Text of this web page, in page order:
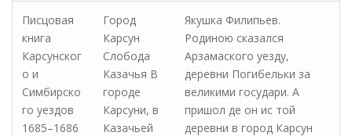
Писцовая
книга
Карсунског
о и
Симбирско
го уездов
1685–1686
Город
Карсун
Слобода
Казачья В
городе
Карсуни, в
Казачьей
Якушка Филипьев.
Родиною сказался
Арзамаского уезду,
деревни Погибельки за
великими государи. А
пришол де он ис той
деревни в город Карсун